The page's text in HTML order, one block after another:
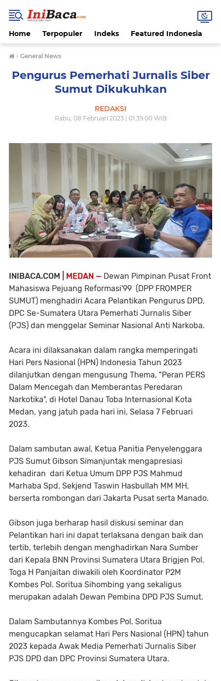
Home Terpopuler Indeks Featured Indonesia
› General News
Pengurus Pemerhati Jurnalis Siber
Sumut Dikukuhkan
REDAKSI
Rabu, 08 Februari 2023 | 01.39.00 WIB
INIBACA.COM | MEDAN — Dewan Pimpinan Pusat Front
Mahasiswa Pejuang Reformasi'99 (DPP FROMPER
SUMUT) menghadiri Acara Pelantikan Pengurus DPD,
DPC Se-Sumatera Utara Pemerhati Jurnalis Siber
(PJS) dan menggelar Seminar Nasional Anti Narkoba.
Acara ini dilaksanakan dalam rangka memperingati
Hari Pers Nasional (HPN) Indonesia Tahun 2023
dilanjutkan dengan mengusung Thema, "Peran PERS
Dalam Mencegah dan Memberantas Peredaran
Narkotika", di Hotel Danau Toba Internasional Kota
Medan, yang jatuh pada hari ini, Selasa 7 Februari
2023.
Dalam sambutan awal, Ketua Panitia Penyelenggara
PJS Sumut Gibson Simanjuntak mengapresiasi
kehadiran dari Ketua Umum DPP PJS Mahmud
Marhaba Spd, Sekjend Taswin Hasbullah MM MH,
berserta rombongan dari Jakarta Pusat serta Manado.
Gibson juga berharap hasil diskusi seminar dan
Pelantikan hari ini dapat terlaksana dengan baik dan
tertib, terlebih dengan menghadirkan Nara Sumber
dari Kepala BNN Provinsi Sumatera Utara Brigjen Pol.
Toga H Panjaitan diwakili oleh Koordinator P2M
Kombes Pol. Soritua Sihombing yang sekaligus
merupakan adalah Dewan Pembina DPD PJS Sumut.
Dalam Sambutannya Kombes Pol. Soritua
mengucapkan selamat Hari Pers Nasional (HPN) tahun
2023 kepada Awak Media Pemerhati Jurnalis Siber
PJS DPD dan DPC Provinsi Sumatera Utara.